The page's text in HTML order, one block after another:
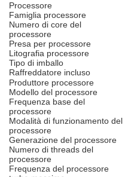
Processore
Famiglia processore
Numero di core del
processore
Presa per processore
Litografia processore
Tipo di imballo
Raffreddatore incluso
Produttore processore
Modello del processore
Frequenza base del
processore
Modalità di funzionamento del
processore
Generazione del processore
Numero di threads del
processore
Frequenza del processore